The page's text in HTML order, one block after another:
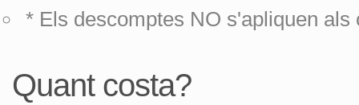
* Els descomptes NO s'apliquen
Quant costa?